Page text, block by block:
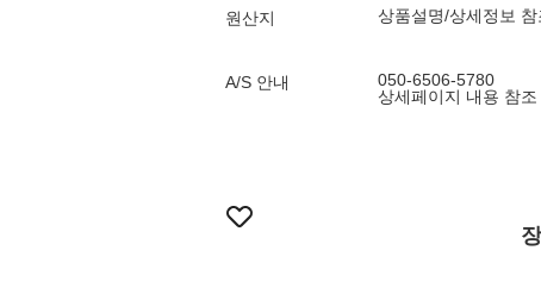
원산지 상품설명/상세정보 참
A/S 안내
050-6506-5780
상세페이지 내용 참조